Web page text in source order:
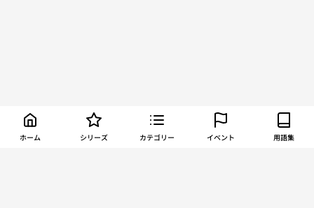
ホーム シリーズ カテゴリー イベント 用語集